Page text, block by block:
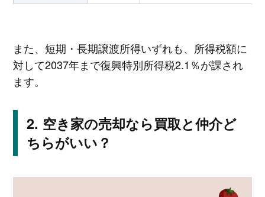
また、短期・長期譲渡所得いずれも、所得税額に
対して2037年まで復興特別所得税2.1％が課され
ます。
空き家の売却なら買取と仲介ど
ちらがいい？